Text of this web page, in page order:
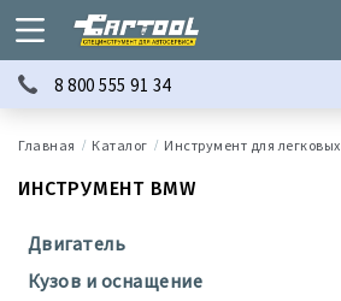
8 800 555 91 34
Каталог Инструмент для легковых
ИНСТРУМЕНТ BMW
Двигатель
Кузов и оснащение